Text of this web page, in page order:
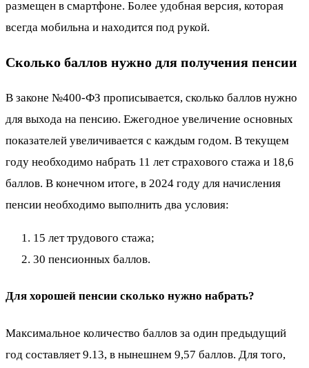
размещен в смартфоне. Более удобная версия, которая
всегда мобильна и находится под рукой.
Сколько баллов нужно для получения пенсии
В законе №400-ФЗ прописывается, сколько баллов нужно
для выхода на пенсию. Ежегодное увеличение основных
показателей увеличивается с каждым годом. В текущем
году необходимо набрать 11 лет страхового стажа и 18,6
баллов. В конечном итоге, в 2024 году для начисления
пенсии необходимо выполнить два условия:
15 лет трудового стажа;
30 пенсионных баллов.
Для хорошей пенсии сколько нужно набрать?
Максимальное количество баллов за один предыдущий
год составляет 9.13, в нынешнем 9,57 баллов. Для того,